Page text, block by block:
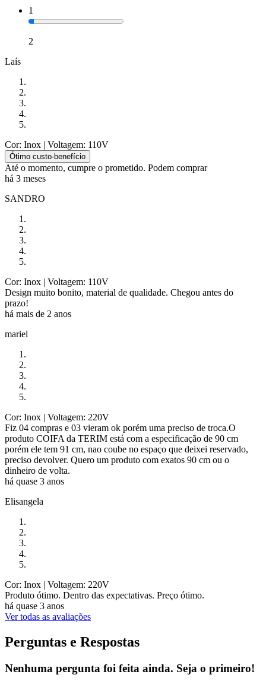
1
2
Laís
Cor: Inox | Voltagem: 110V
Ótimo custo-benefício
Até o momento, cumpre o prometido. Podem comprar
há 3 meses
SANDRO
Cor: Inox | Voltagem: 110V
Design muito bonito, material de qualidade. Chegou antes do
prazo!
há mais de 2 anos
mariel
Cor: Inox | Voltagem: 220V
Fiz 04 compras e 03 vieram ok porém uma preciso de troca.O
produto COIFA da TERIM está com a especificação de 90 cm
porém ele tem 91 cm, nao coube no espaço que deixei reservado,
preciso devolver. Quero um produto com exatos 90 cm ou o
dinheiro de volta.
há quase 3 anos
Elisangela
Cor: Inox | Voltagem: 220V
Produto ótimo. Dentro das expectativas. Preço ótimo.
há quase 3 anos
Ver todas as avaliações
Perguntas e Respostas
Nenhuma pergunta foi feita ainda. Seja o primeiro!